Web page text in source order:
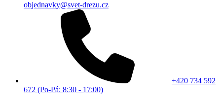
objednavky@svet-drezu.cz
+420 734 592
672 (Po-Pá: 8:30 - 17:00)